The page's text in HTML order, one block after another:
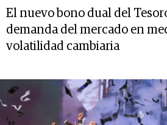
El nuevo bono dual del
demanda del mercado en
volatilidad cambiaria